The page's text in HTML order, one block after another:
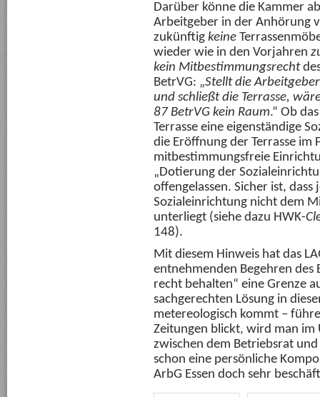
Darüber könne die Kammer
Arbeitgeber in der Anhörung
zukünftig keine
wieder wie in den Vorjahren
kein Mitbestimmungsrecht
BetrVG: „Stellt die
und schließt die Terrasse,
87 BetrVG kein Raum.“ Ob
Terrasse eine eigenständige
die Eröffnung der Terrasse im
mitbestimmungsfreie
„Dotierung der
offengelassen. Sicher ist,
Sozialeinrichtung nicht dem
unterliegt (siehe dazu HWK-
148).
Mit diesem Hinweis hat das
entnehmenden Begehren des
recht behalten“ eine Grenze
sachgerechten Lösung in
metereologisch kommt –
Zeitungen blickt, wird man im
zwischen dem Betriebsrat
schon eine persönliche
ArbG Essen doch sehr